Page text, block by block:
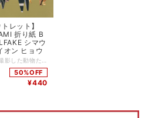
トレット】
折り紙 B
シマウ
オン ヒョウ
50%OFF
¥440